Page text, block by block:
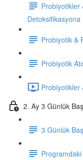
Probiyotikler
Detoksifikasyona
Probiyotik &
Probiyotik
Probiyotikler
2. Ay 3 Günlük
3 Günlük